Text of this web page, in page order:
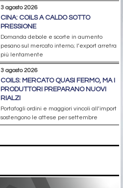
3 agosto 2026
CINA: COILS A CALDO SOTTO
PRESSIONE
Domanda debole e scorte in aumento
pesano sul mercato interno; l’export arretra
più lentamente
3 agosto 2026
COILS: MERCATO QUASI FERMO, MA I
PRODUTTORI PREPARANO NUOVI
RIALZI
Portafogli ordini e maggiori vincoli all’import
sostengono le attese per settembre